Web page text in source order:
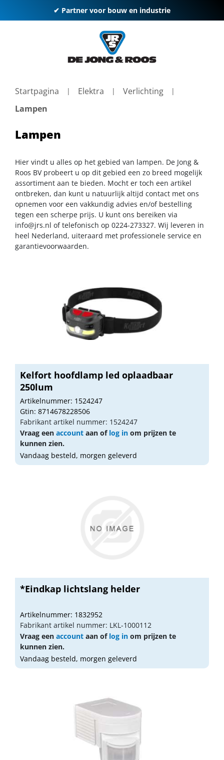
✔ Partner voor bouw en industrie
Startpagina Elektra
Verlichting
Lampen
Lampen
Hier vindt u alles op het gebied van lampen. De Jong &
Roos BV probeert u op dit gebied een zo breed mogelijk
assortiment aan te bieden. Mocht er toch een artikel
ontbreken, dan kunt u natuurlijk altijd contact met ons
opnemen voor een vakkundig advies en/of bestelling
tegen een scherpe prijs. U kunt ons bereiken via
info@jrs.nl of telefonisch op 0224-273327. Wij leveren in
heel Nederland, uiteraard met professionele service en
garantievoorwaarden.
Kelfort hoofdlamp led oplaadbaar
250lum
Artikelnummer: 1524247
Gtin: 8714678228506
Fabrikant artikel nummer: 1524247
Vraag een account aan of log in om prijzen te
kunnen zien.
Vandaag besteld, morgen geleverd
*Eindkap lichtslang helder
Artikelnummer: 1832952
Fabrikant artikel nummer: LKL-1000112
Vraag een account aan of log in om prijzen te
kunnen zien.
Vandaag besteld, morgen geleverd